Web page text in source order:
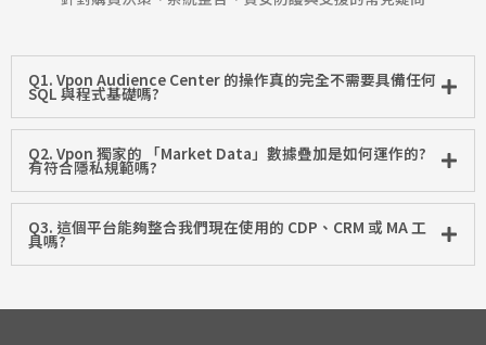
Q1. Vpon Audience Center 的操作真的完全不需要具備任何
SQL 與程式基礎嗎?
Q2. Vpon 獨家的 「Market Data」數據疊加是如何運作的?
有符合隱私規範嗎?
Q3. 這個平台能夠整合我們現在使用的 CDP、CRM 或 MA 工
具嗎?